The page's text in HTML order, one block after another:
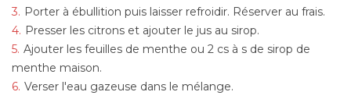
Porter à ébullition puis laisser refroidir. Réserver au frais.
Presser les citrons et ajouter le jus au sirop.
Ajouter les feuilles de menthe ou 2 cs à s de sirop de
menthe maison.
Verser l'eau gazeuse dans le mélange.